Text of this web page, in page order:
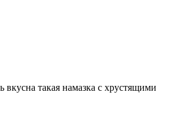
такая намазка с хрустящими